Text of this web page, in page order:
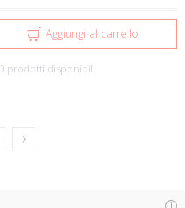
Aggiungi al carrello
3 prodotti disponibili